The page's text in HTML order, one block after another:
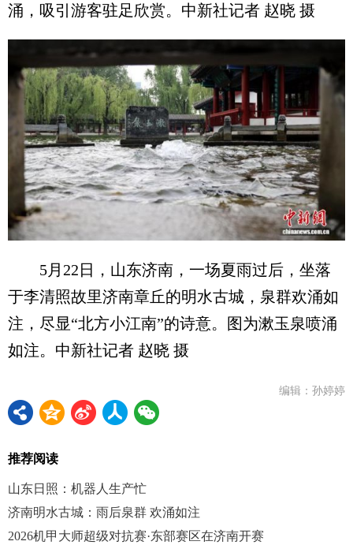
涌，吸引游客驻足欣赏。中新社记者 赵晓 摄
5月22日，山东济南，一场夏雨过后，坐落
于李清照故里济南章丘的明水古城，泉群欢涌如
注，尽显“北方小江南”的诗意。图为漱玉泉喷涌
如注。中新社记者 赵晓 摄
编辑：孙婷婷
推荐阅读
山东日照：机器人生产忙
济南明水古城：雨后泉群 欢涌如注
2026机甲大师超级对抗赛·东部赛区在济南开赛